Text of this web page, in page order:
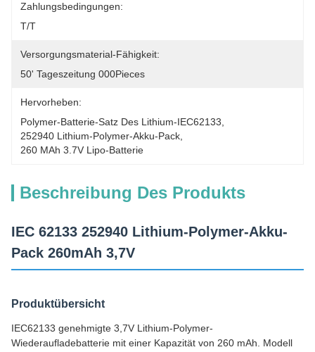
Zahlungsbedingungen:
T/T
Versorgungsmaterial-Fähigkeit:
50' Tageszeitung 000Pieces
Hervorheben:
Polymer-Batterie-Satz Des Lithium-IEC62133
252940 Lithium-Polymer-Akku-Pack
260 MAh 3.7V Lipo-Batterie
Beschreibung Des Produkts
IEC 62133 252940 Lithium-Polymer-Akku-
Pack 260mAh 3,7V
Produktübersicht
IEC62133 genehmigte 3,7V Lithium-Polymer-
Wiederaufladebatterie mit einer Kapazität von 260 mAh. Modell